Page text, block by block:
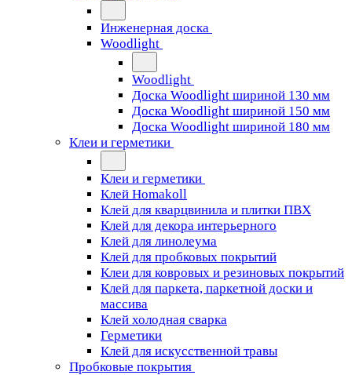
Инженерная доска
Woodlight
Woodlight
Доска Woodlight шириной 130 мм
Доска Woodlight шириной 150 мм
Доска Woodlight шириной 180 мм
Клеи и герметики
Клеи и герметики
Клей Homakoll
Клей для кварцвинила и плитки ПВХ
Клей для декора интерьерного
Клей для линолеума
Клей для пробковых покрытий
Клеи для ковровых и резиновых покрытий
Клей для паркета, паркетной доски и
массива
Клей холодная сварка
Герметики
Клей для искусственной травы
Пробковые покрытия